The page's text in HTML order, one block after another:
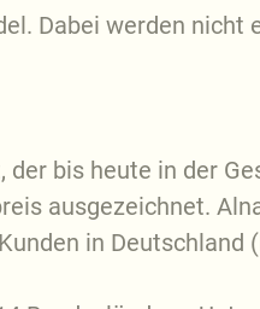
Dabei werden nicht
bis heute in der
ausgezeichnet.
in